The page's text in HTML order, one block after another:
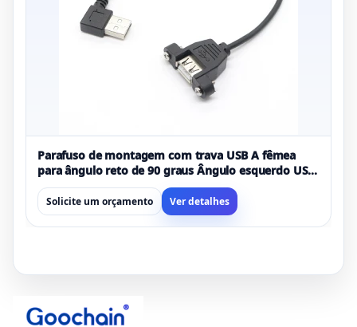
Parafuso de montagem com trava USB A fêmea
para ângulo reto de 90 graus Ângulo esquerdo USB
A cabo de extensão para câmera
Solicite um orçamento Ver detalhes